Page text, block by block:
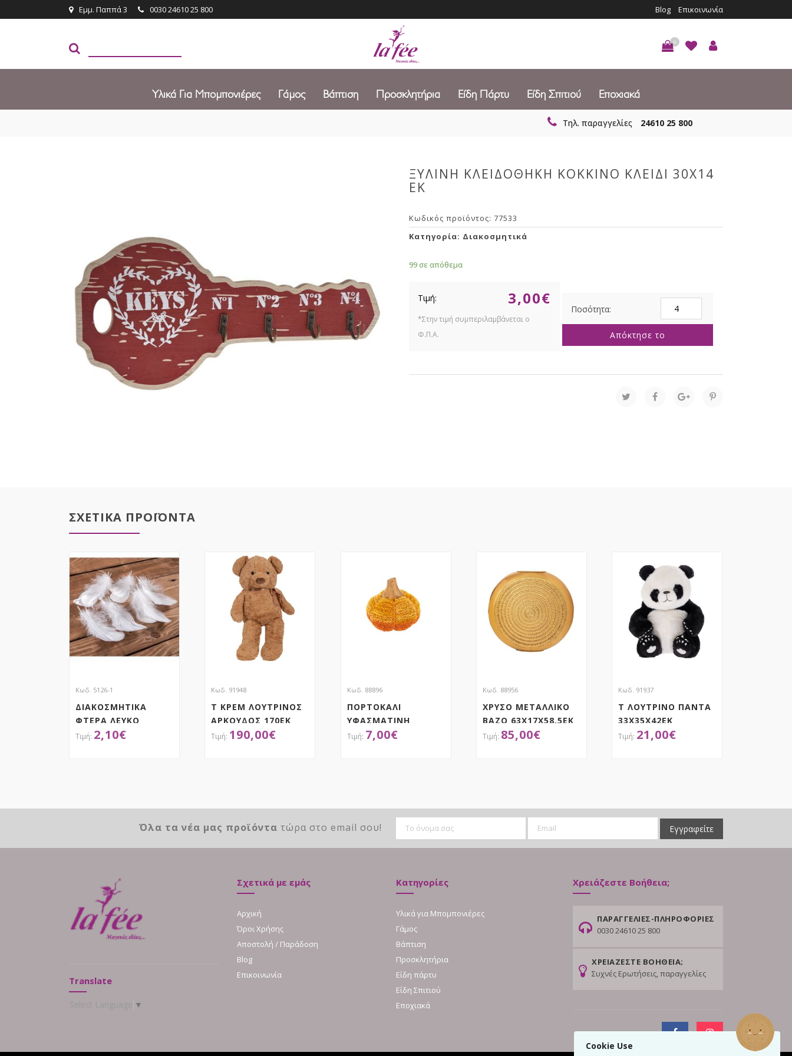
Cookie Use
Εμμ. Παππά 3 0030 24610 25 800 Blog Επικοινωνία
0
Υλικά Για Μπομπονιέρες Γάμος Βάπτιση Προσκλητήρια Είδη Πάρτυ Είδη Σπιτιού Εποχιακά
Τηλ. παραγγελίες 24610 25 800
ΞΥΛΙΝΗ ΚΛΕΙΔΟΘΗΚΗ ΚΟΚΚΙΝΟ ΚΛΕΙΔΙ 30Χ14
ΕΚ
Κωδικός προϊόντος:77533
Κατηγορία: Διακοσμητικά
99 σε απόθεμα
3,00€
ΚΛΕΙΔΟΘΗΚΗ
ΚΟΚΚΙΝΟ
ΚΛΕΙΔΙ
30Χ14
ποσότητα
Απόκτησε το
ΣΧΕΤΙΚΑ ΠΡΟΪΟΝΤΑ
Κωδ. 5126-1
ΔΙΑΚΟΣΜΗΤΙΚΑ
ΦΤΕΡΑ ΛΕΥΚΟ
2,10€
Κωδ. 91948
Τ ΚΡΕΜ ΛΟΥΤΡΙΝΟΣ
ΑΡΚΟΥΔΟΣ 170ΕΚ
190,00€
Κωδ. 88896
ΠΟΡΤΟΚΑΛΙ
ΥΦΑΣΜΑΤΙΝΗ
ΚΟΛΟΚΥΘΑ
7,00€
Κωδ. 88956
ΧΡΥΣΟ ΜΕΤΑΛΛΙΚΟ
ΒΑΖΟ 63Χ17Χ58,5ΕΚ
85,00€
Κωδ. 91937
Τ ΛΟΥΤΡΙΝΟ ΠΑΝΤΑ
33Χ35Χ42ΕΚ
21,00€
Όλα τα νέα μας προϊόντα τώρα στο email σου! Εγγραφείτε
Translate
▼
Σχετικά με εμάς
Αρχική
Όροι Χρήσης
Αποστολή / Παράδοση
Blog
Επικοινωνία
Κατηγορίες
Υλικά για Μπομπονιέρες
Γάμος
Βάπτιση
Προσκλητήρια
Είδη πάρτυ
Είδη Σπιτιού
Εποχιακά
Χρειάζεστε Βοήθεια;
ΠΑΡΑΓΓΕΛΙΕΣ-ΠΛΗΡΟΦΟΡΙΕΣ
0030 24610 25 800
ΧΡΕΙΑΖΕΣΤΕ ΒΟΗΘΕΙΑ;
Συχνές Ερωτήσεις, παραγγελίες